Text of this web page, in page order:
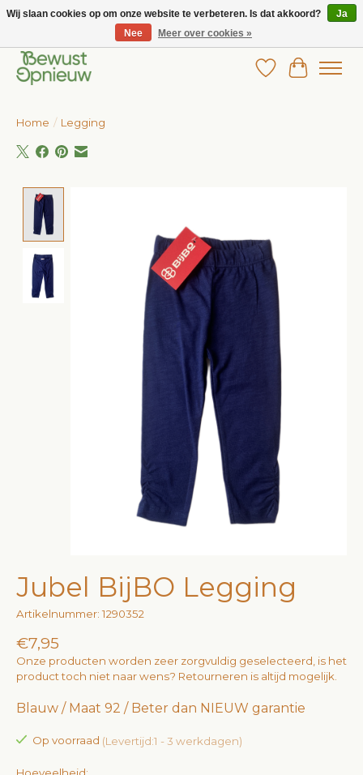
Wij bieden het grootste aanbod in betaalbare kinderkleding!
Verlanglijst
Home / Legging
Jubel BijBO Legging
Artikelnummer: 1290352
€7,95
Onze producten worden zeer zorgvuldig geselecteerd, is het
product toch niet naar wens? Retourneren is altijd mogelijk.
Blauw / Maat 92 / Beter dan NIEUW garantie
Op voorraad (Levertijd:1 - 3 werkdagen)
Wij slaan cookies op om onze website te verbeteren. Is dat akkoord?
Ja
Nee
Meer over cookies »